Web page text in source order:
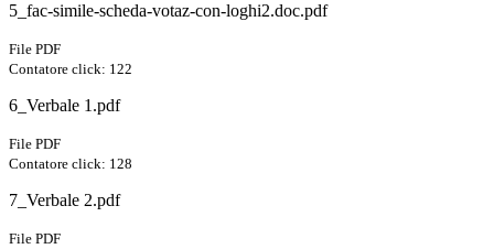
5_fac-simile-scheda-votaz-con-loghi2.doc.pdf
File PDF
Contatore click: 122
6_Verbale 1.pdf
File PDF
Contatore click: 128
7_Verbale 2.pdf
File PDF